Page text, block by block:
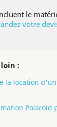
le
votre
:
la location
Polaroid